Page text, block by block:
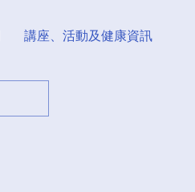
講座、活動及健康資訊